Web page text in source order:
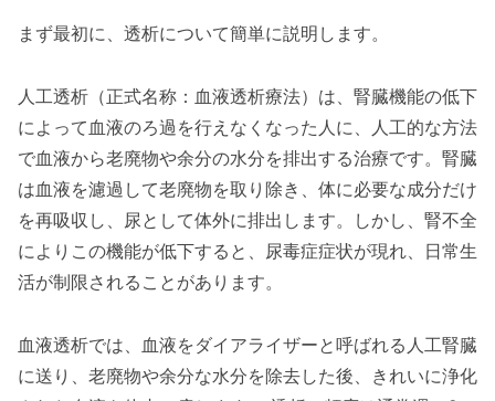
まず最初に、透析について簡単に説明します。
人工透析（正式名称：血液透析療法）は、腎臓機能の低下
によって血液のろ過を行えなくなった人に、人工的な方法
で血液から老廃物や余分の水分を排出する治療です。腎臓
は血液を濾過して老廃物を取り除き、体に必要な成分だけ
を再吸収し、尿として体外に排出します。しかし、腎不全
によりこの機能が低下すると、尿毒症症状が現れ、日常生
活が制限されることがあります。
血液透析では、血液をダイアライザーと呼ばれる人工腎臓
に送り、老廃物や余分な水分を除去した後、きれいに浄化